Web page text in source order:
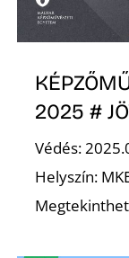
2025 #
Védés:
Helyszín: